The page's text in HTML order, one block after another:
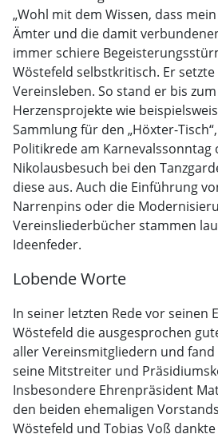
„Wohl mit dem Wissen, dass
Ämter und die damit
immer schiere
Wöstefeld selbstkritisch. Er
Vereinsleben. So stand er bis
Herzensprojekte wie
Sammlung für den „Höxter-
Politikrede am Karnevalssonntag
Nikolausbesuch bei den
diese aus. Auch die Einführung
Narrenpins oder die
Vereinsliederbücher stammen
Ideenfeder.
Lobende Worte
In seiner letzten Rede vor seinen
Wöstefeld die ausgesprochen
aller Vereinsmitgliedern und
seine Mitstreiter und
Insbesondere Ehrenpräsident
den beiden ehemaligen
Wöstefeld und Tobias Voß